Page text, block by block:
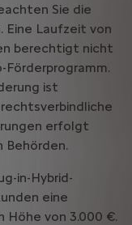
Sie die
Eine Laufzeit von
berechtigt nicht
Förderprogramm.
ist
erfolgt
Behörden.
in-Hybrid-
eine
Höhe von 3.000 €.